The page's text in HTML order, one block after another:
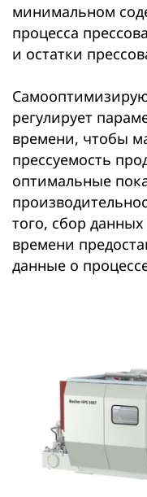
минимальном
процесса
и остатки
регулирует
времени, чтобы
прессуемость
оптимальные
того, сбор
времени
данные о